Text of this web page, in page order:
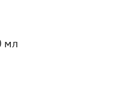
мл